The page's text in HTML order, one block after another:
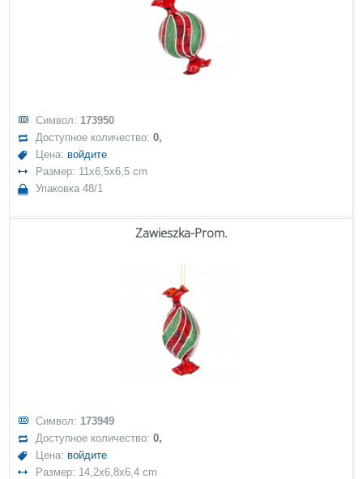
Символ: 173950
Доступное количество:0,
Цена: войдите
Размер: 11x6,5x6,5 cm
Упаковка 48/1
Zawieszka-Prom.
Символ: 173949
Доступное количество:0,
Цена: войдите
Размер: 14,2x6,8x6,4 cm